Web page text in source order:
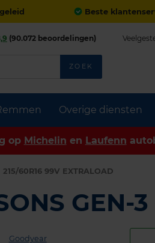
Beste
Overige diensten
(90.072 beoordelingen)
ZOEK
op Michelin en Laufenn
215/60R16 99V EXTRALOAD
GEN-3
Goodyear